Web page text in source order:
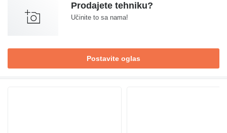
Prodajete tehniku?
Učinite to sa nama!
Postavite oglas